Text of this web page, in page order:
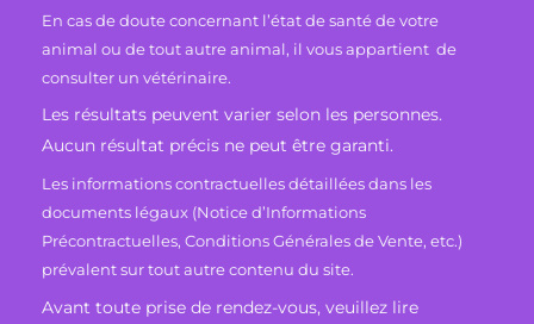
En cas de doute concernant l’état de santé de votre
animal ou de tout autre animal, il vous appartient de
consulter un vétérinaire.
Les résultats peuvent varier selon les personnes.
Aucun résultat précis ne peut être garanti.
Les informations contractuelles détaillées dans les
documents légaux (Notice d’Informations
Précontractuelles, Conditions Générales de Vente, etc.)
prévalent sur tout autre contenu du site.
Avant toute prise de rendez-vous, veuillez lire